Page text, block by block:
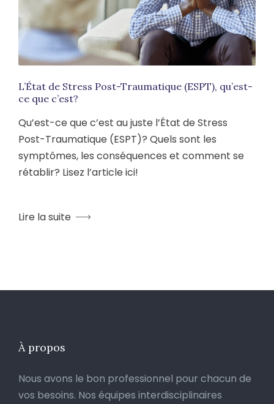
L’État de Stress Post-Traumatique (ESPT), qu’est-
ce que c’est?
Qu’est-ce que c’est au juste l’État de Stress
Post-Traumatique (ESPT)? Quels sont les
symptômes, les conséquences et comment se
rétablir? Lisez l’article ici!
Lire la suite
À propos
Nous avons le bon professionnel pour chacun de
vos besoins. Nos équipes interdisciplinaires